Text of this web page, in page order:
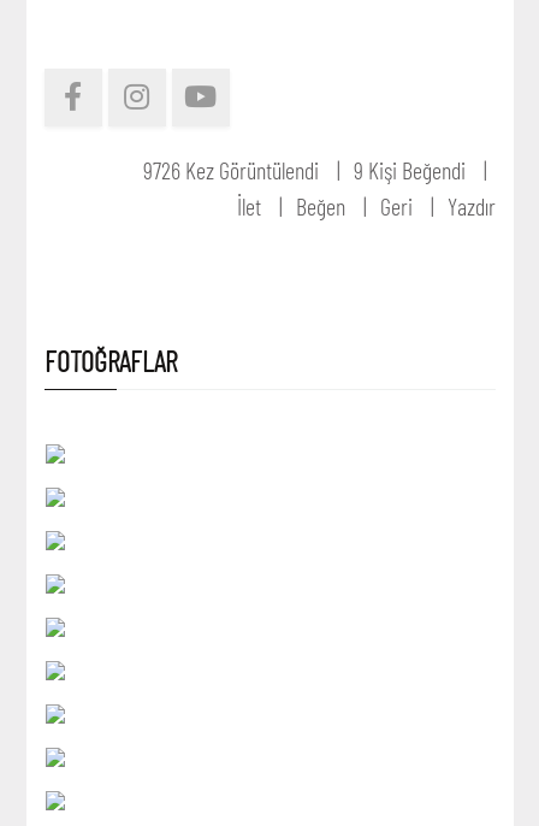
9726 Kez Görüntülendi
9 Kişi Beğendi
İlet
Beğen Geri Yazdır
FOTOĞRAFLAR